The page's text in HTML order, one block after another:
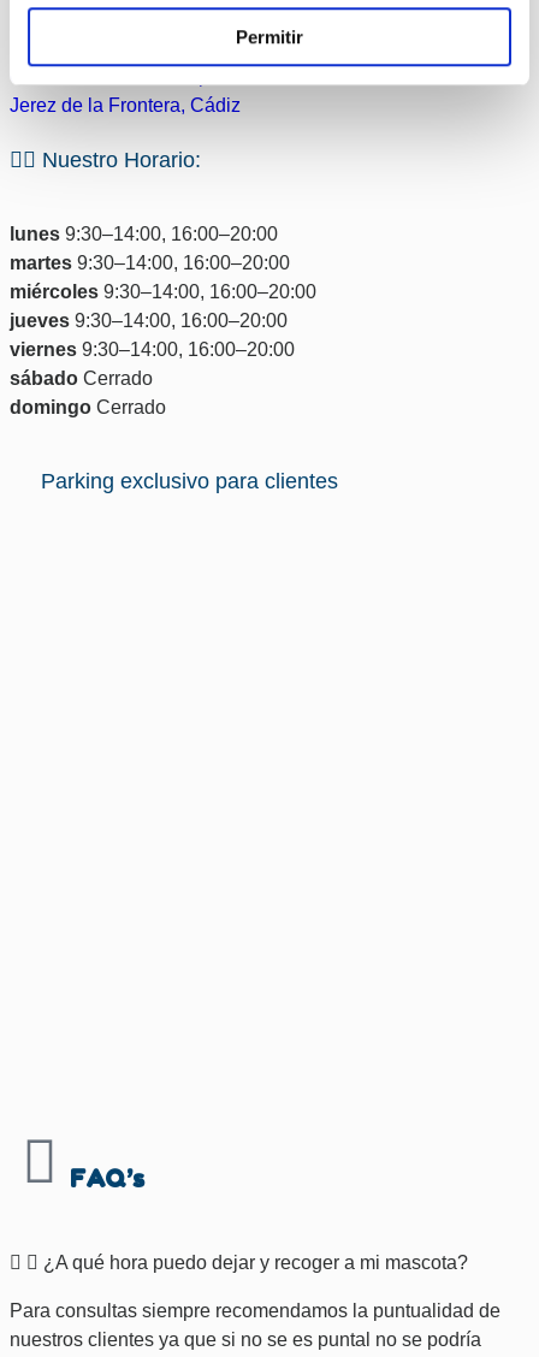
Permitir
Calle Córdoba nº2 Duplicado, 11405
Jerez de la Frontera, Cádiz
🐕‍🦺 Nuestro Horario:
lunes 9:30–14:00, 16:00–20:00
martes 9:30–14:00, 16:00–20:00
miércoles 9:30–14:00, 16:00–20:00
jueves 9:30–14:00, 16:00–20:00
viernes 9:30–14:00, 16:00–20:00
sábado Cerrado
domingo Cerrado
Parking exclusivo para clientes
FAQ’s
¿A qué hora puedo dejar y recoger a mi mascota?
Para consultas siempre recomendamos la puntualidad de
nuestros clientes ya que si no se es puntal no se podría